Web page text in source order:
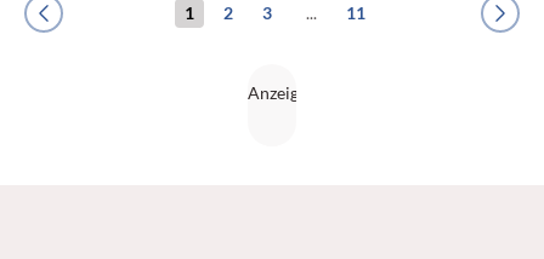
Previous 1 2 3 ... 11 Next